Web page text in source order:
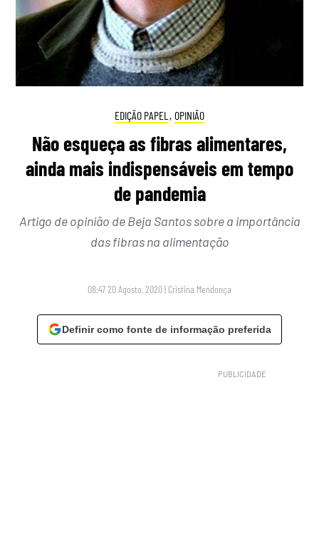
EDIÇÃO PAPEL , OPINIÃO
Não esqueça as fibras alimentares,
ainda mais indispensáveis em tempo
de pandemia
Artigo de opinião de Beja Santos sobre a importância
das fibras na alimentação
08:47 20 Agosto, 2020| Cristina Mendonça
Definir como fonte de informação preferida